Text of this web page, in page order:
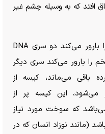
افتد که به وسیله چشم غیر
زمانی که یک دانه گرده یک تخم را بارور می‌کند دو سری DNA
را بارور می‌کند سری دیگر
باقی می‌ماند، کیسه از
می‌شود، این کیسه پر از
که سوخت مورد نیاز
(مانند نوزاد انسان که در